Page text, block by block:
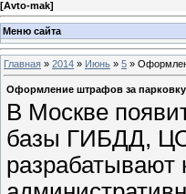
[Avto-mak]
Меню сайта
Главная » 2014 » Июнь » 5 »
Оформление штрафов за парковку
В Москве
базы ГИБДД,